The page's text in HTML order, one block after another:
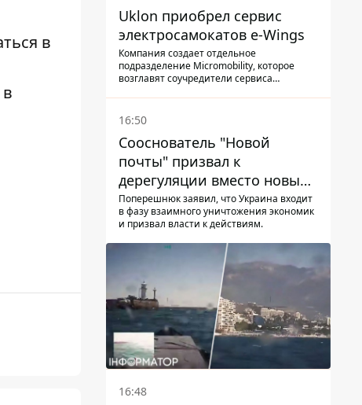
в
Uklon приобрел сервис
электросамокатов e-Wings
Компания создает отдельное
подразделение Micromobility, которое
возглавят соучредители сервиса
16:50
Сооснователь "Новой
почты" призвал к
дерегуляции вместо новых
налогов - Гетманцев против
Поперешнюк заявил, что Украина входит
в фазу взаимного уничтожения экономик
и призвал власти к действиям.
16:48